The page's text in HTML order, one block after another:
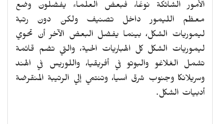
الأمور الشائكة نوعًا، فبعض العلماء يفضلون وضع
معظم الليمور داخل تصنيف ولكن دون رتبة
ليموريات الشكل، بينما يفضل البعض الآخر أن تحوي
ليموريات الشكل كل الهباريات الحية، والتي تضم قائمة
تشمل الغلاغو والبوتو في أفريقيا، واللوريس في الهند
وسريلانكا وجنوب شرق اسيا، وتنتمي إلي الرتيبة المنقرضة
أدبيات الشكل.